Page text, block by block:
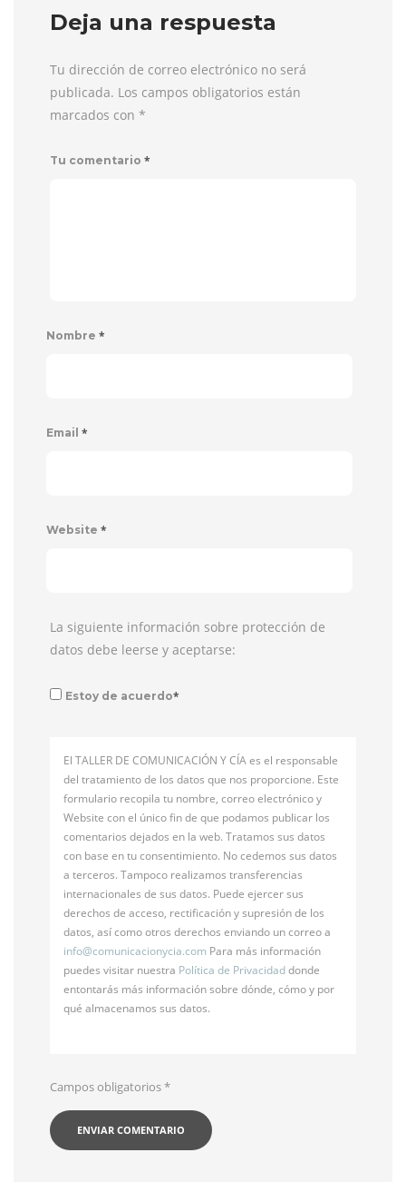
Deja una respuesta
Tu dirección de correo electrónico no será
publicada. Los campos obligatorios están
marcados con *
Tu comentario *
Nombre *
Email *
Website *
La siguiente información sobre protección de
datos debe leerse y aceptarse:
Estoy de acuerdo*
El TALLER DE COMUNICACIÓN Y CÍA es el responsable
del tratamiento de los datos que nos proporcione. Este
formulario recopila tu nombre, correo electrónico y
Website con el único fin de que podamos publicar los
comentarios dejados en la web. Tratamos sus datos
con base en tu consentimiento. No cedemos sus datos
a terceros. Tampoco realizamos transferencias
internacionales de sus datos. Puede ejercer sus
derechos de acceso, rectificación y supresión de los
datos, así como otros derechos enviando un correo a
info@comunicacionycia.com Para más información
puedes visitar nuestra Política de Privacidaddonde
entontarás más información sobre dónde, cómo y por
qué almacenamos sus datos.
Campos obligatorios*